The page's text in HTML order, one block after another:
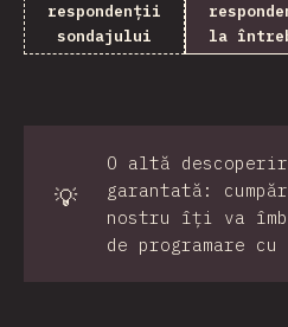
respondenții
sondajului
la
💡
O altă
garantată:
nostru îți va
de programare